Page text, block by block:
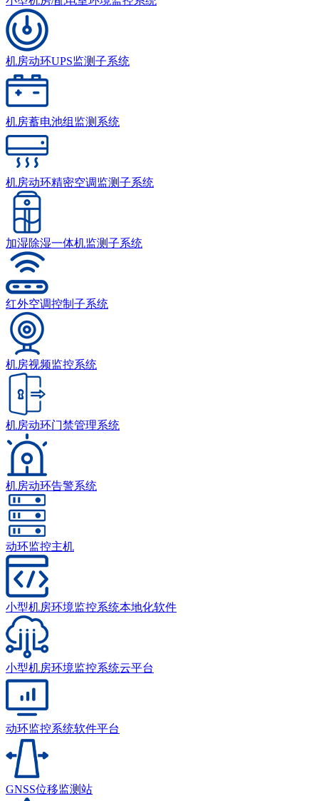
机房动环UPS监测子系统
机房蓄电池组监测系统
机房动环精密空调监测子系统
加湿除湿一体机监测子系统
红外空调控制子系统
机房视频监控系统
机房动环门禁管理系统
机房动环告警系统
动环监控主机
小型机房环境监控系统本地化软件
小型机房环境监控系统云平台
动环监控系统软件平台
GNSS位移监测站